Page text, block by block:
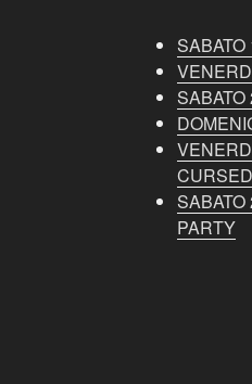
CURSED
SABATO
PARTY